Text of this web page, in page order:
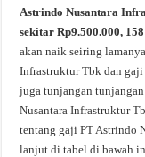
Astrindo Nusantara
sekitar Rp9.500.000,
akan naik seiring
Infrastruktur Tbk dan
juga tunjangan
Nusantara Infrastruktur
tentang gaji PT Astrindo
lanjut di tabel di bawah